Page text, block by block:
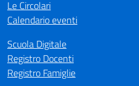
Le Circolari
Calendario eventi
Scuola Digitale
Registro Docenti
Registro Famiglie